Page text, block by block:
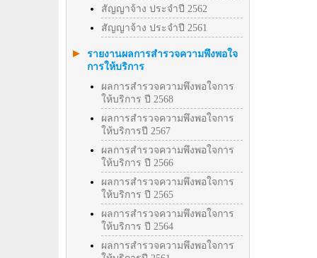
สัญญาจ้าง ประจำปี 2562
สัญญาจ้าง ประจำปี 2561
รายงานผลการสำรวจความพึงพอใจ
การให้บริการ
ผลการสำรวจความพึงพอใจการ
ให้บริการ ปี 2568
ผลการสำรวจความพึงพอใจการ
ให้บริการปี 2567
ผลการสำรวจความพึงพอใจการ
ให้บริการ ปี 2566
ผลการสำรวจความพึงพอใจการ
ให้บริการ ปี 2565
ผลการสำรวจความพึงพอใจการ
ให้บริการ ปี 2564
ผลการสำรวจความพึงพอใจการ